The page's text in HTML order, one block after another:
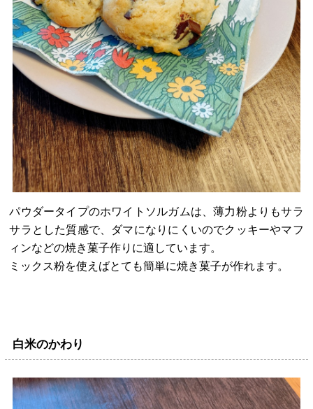
パウダータイプのホワイトソルガムは、薄力粉よりもサラ
サラとした質感で、ダマになりにくいのでクッキーやマフ
ィンなどの焼き菓子作りに適しています。
ミックス粉を使えばとても簡単に焼き菓子が作れます。
白米のかわり